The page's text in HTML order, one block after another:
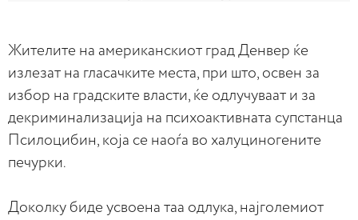
Жителите на американскиот град Денвер ќе
излезат на гласачките места, при што, освен за
избор на градските власти, ќе одлучуваат и за
декриминализација на психоактивната супстанца
Псилоцибин, која се наоѓа во халуциногените
печурки.
Доколку биде усвоена таа одлука, најголемиот